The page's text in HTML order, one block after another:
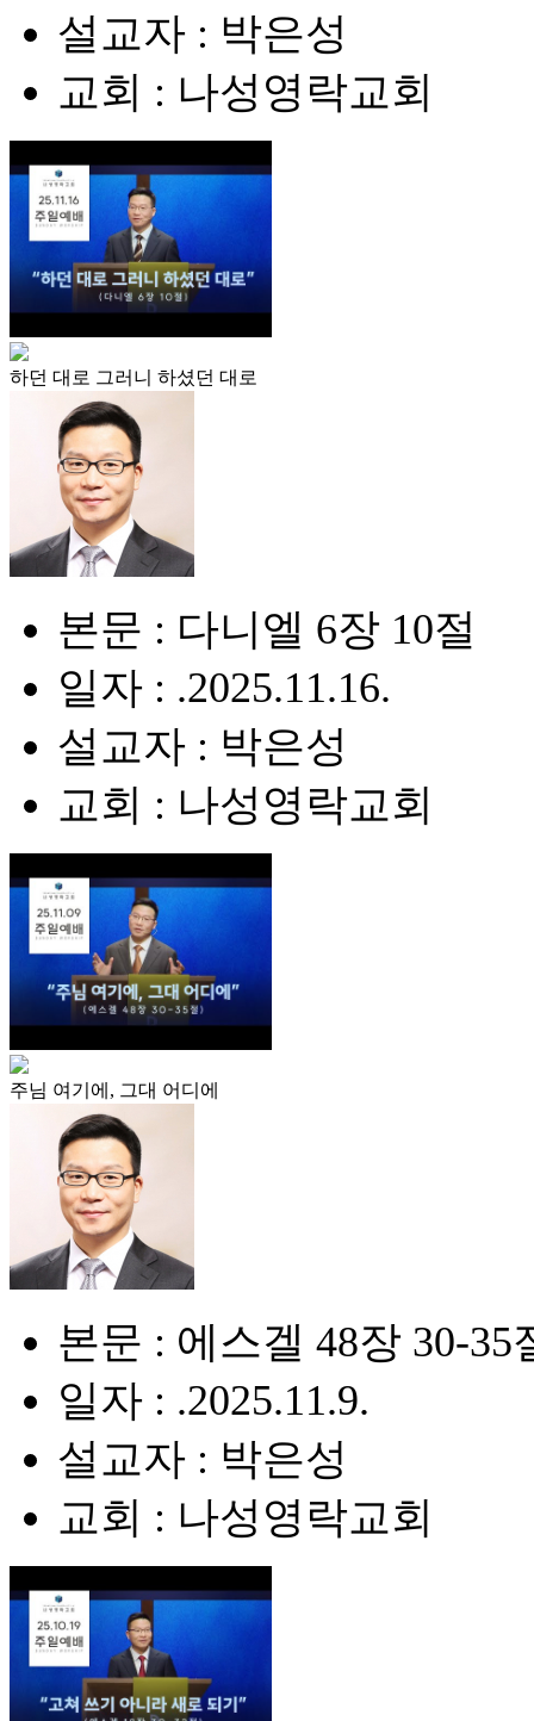
설교자 : 박은성
교회 : 나성영락교회
하던 대로 그러니 하셨던 대로
본문 : 다니엘 6장 10절
일자 : .2025.11.16.
설교자 : 박은성
교회 : 나성영락교회
주님 여기에, 그대 어디에
본문 : 에스겔 48장 30-35
일자 : .2025.11.9.
설교자 : 박은성
교회 : 나성영락교회